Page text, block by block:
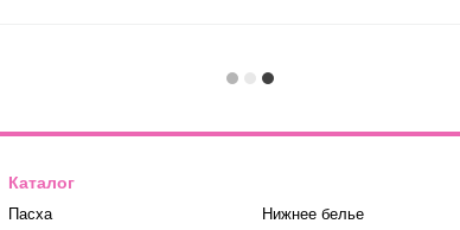
Каталог
Пасха Нижнее белье